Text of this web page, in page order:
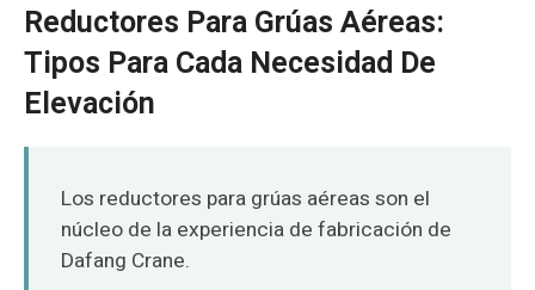
Reductores Para Grúas Aéreas:
Tipos Para Cada Necesidad De
Elevación
Los reductores para grúas aéreas son el
núcleo de la experiencia de fabricación de
Dafang Crane.
Kiswahili
Dansk
Norsk
O‘zbekcha